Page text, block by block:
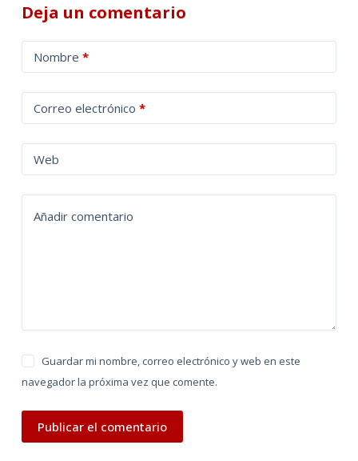
Deja un comentario
Nombre *
Correo electrónico *
Web
Añadir comentario
Guardar mi nombre, correo electrónico y web en este
navegador la próxima vez que comente.
Publicar el comentario
l
t
a
t